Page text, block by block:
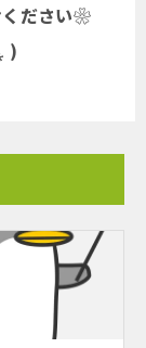
ください❀
)